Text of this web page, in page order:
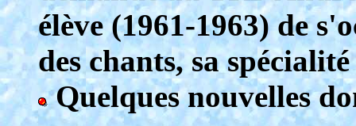
élève (1961-1963) de
des chants, sa
Quelques nouvelles